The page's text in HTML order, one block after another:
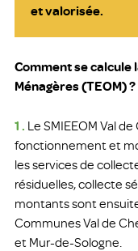
et valorisée.
Comment se calcule
Ménagères (TEOM) ?
1 . Le SMIEEOM Val
fonctionnement et
les services de
résiduelles, collecte
montants sont
Communes Val de
et Mur-de-Sologne.